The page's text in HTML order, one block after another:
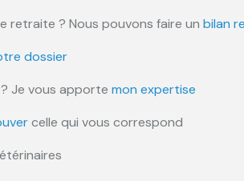
retraite ? Nous pouvons faire un bilan
dossier
Je vous apporte mon expertise
celle qui vous correspond